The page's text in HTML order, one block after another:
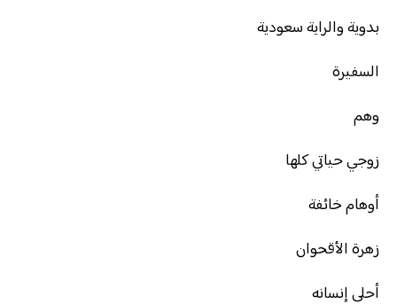
بدوية والراية سعودية
السفيرة
وهم
زوجي حياتي كلها
أوهام خائفة
زهرة الأقحوان
أحلى إنسانه